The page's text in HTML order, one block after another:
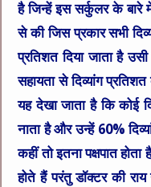
है जिन्हें इस सर्कुलर के बारे
से की जिस प्रकार सभी
प्रतिशत दिया जाता है
सहायता से दिव्यांग
यह देखा जाता है कि कोई
नाता है और उन्हें 60%
कहीं तो इतना पक्षपात
होते हैं परंतु डॉक्टर की